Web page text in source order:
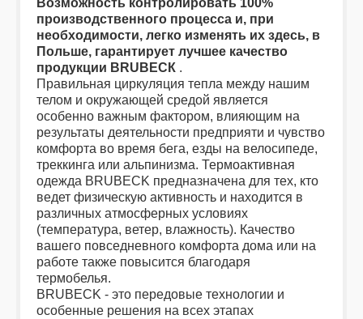
Возможность контролировать 100%
производственного процесса и, при
необходимости, легко изменять их здесь, в
Польше, гарантирует лучшее качество
продукции BRUBECК .
Правильная циркуляция тепла между нашим
телом и окружающей средой является
особенно важным фактором, влияющим на
результаты деятельности предприяти и чувство
комфорта во время бега, езды на велосипеде,
треккинга или альпинизма. Термоактивная
одежда BRUBECK предназначена для тех, кто
ведет физическую активность и находится в
различных атмосферных условиях
(температура, ветер, влажность). Качество
вашего повседневного комфорта дома или на
работе также повысится благодаря
термобелья.
BRUBECK - это передовые технологии и
особенные решения на всех этапах